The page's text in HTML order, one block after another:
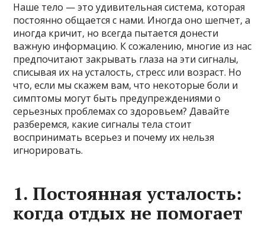
Наше тело — это удивительная система, которая
постоянно общается с нами. Иногда оно шепчет, а
иногда кричит, но всегда пытается донести
важную информацию. К сожалению, многие из нас
предпочитают закрывать глаза на эти сигналы,
списывая их на усталость, стресс или возраст. Но
что, если мы скажем вам, что некоторые боли и
симптомы могут быть предупреждениями о
серьезных проблемах со здоровьем? Давайте
разберемся, какие сигналы тела стоит
воспринимать всерьез и почему их нельзя
игнорировать.
1. Постоянная усталость:
когда отдых не помогает